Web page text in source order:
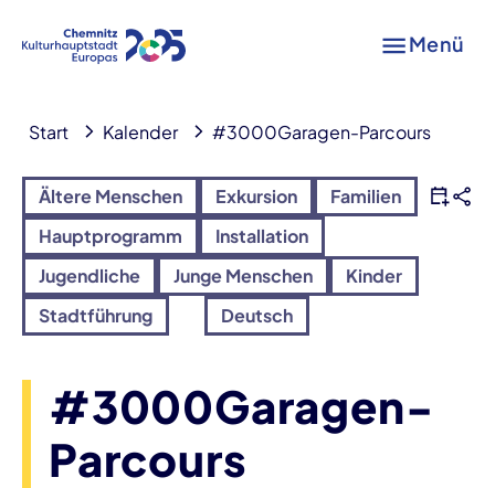
Menü
Start Kalender #3000Garagen-Parcours
Ältere Menschen Exkursion
Familien
Hauptprogramm
Installation
Jugendliche
Junge Menschen
Kinder
Stadtführung
Deutsch
#3000Garagen-
Parcours